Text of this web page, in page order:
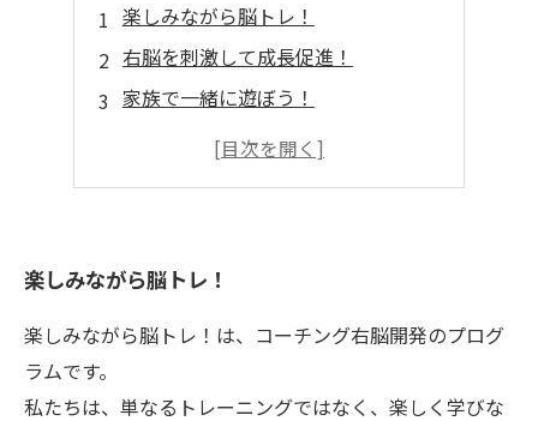
楽しみながら脳トレ！
右脳を刺激して成長促進！
家族で一緒に遊ぼう！
学びと遊びが同時に！
楽しみながら脳トレ！
楽しみながら脳トレ！は、コーチング右脳開発のプログ
ラムです。
私たちは、単なるトレーニングではなく、楽しく学びな